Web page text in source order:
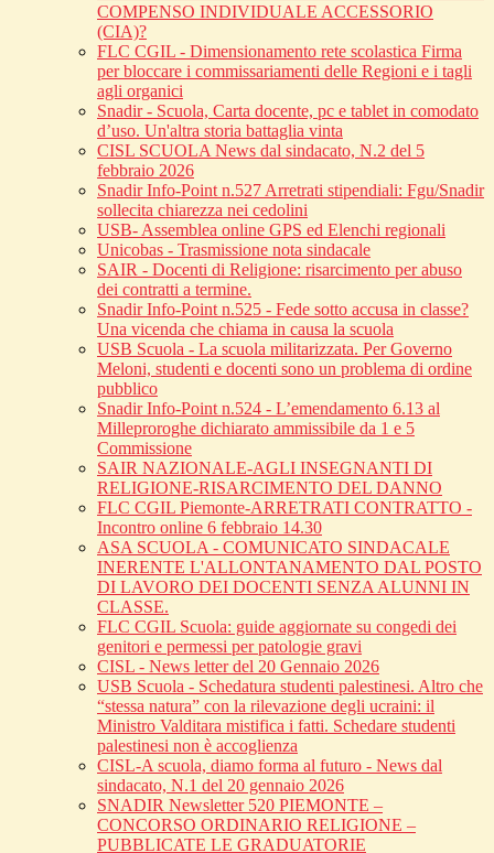
COMPENSO INDIVIDUALE ACCESSORIO
(CIA)?
FLC CGIL - Dimensionamento rete scolastica Firma
per bloccare i commissariamenti delle Regioni e i tagli
agli organici
Snadir - Scuola, Carta docente, pc e tablet in comodato
d’uso. Un'altra storia battaglia vinta
CISL SCUOLA News dal sindacato, N.2 del 5
febbraio 2026
Snadir Info-Point n.527 Arretrati stipendiali: Fgu/Snadir
sollecita chiarezza nei cedolini
USB- Assemblea online GPS ed Elenchi regionali
Unicobas - Trasmissione nota sindacale
SAIR - Docenti di Religione: risarcimento per abuso
dei contratti a termine.
Snadir Info-Point n.525 - Fede sotto accusa in classe?
Una vicenda che chiama in causa la scuola
USB Scuola - La scuola militarizzata. Per Governo
Meloni, studenti e docenti sono un problema di ordine
pubblico
Snadir Info-Point n.524 - L’emendamento 6.13 al
Milleproroghe dichiarato ammissibile da 1 e 5
Commissione
SAIR NAZIONALE-AGLI INSEGNANTI DI
RELIGIONE-RISARCIMENTO DEL DANNO
FLC CGIL Piemonte-ARRETRATI CONTRATTO -
Incontro online 6 febbraio 14.30
ASA SCUOLA - COMUNICATO SINDACALE
INERENTE L'ALLONTANAMENTO DAL POSTO
DI LAVORO DEI DOCENTI SENZA ALUNNI IN
CLASSE.
FLC CGIL Scuola: guide aggiornate su congedi dei
genitori e permessi per patologie gravi
CISL - News letter del 20 Gennaio 2026
USB Scuola - Schedatura studenti palestinesi. Altro che
“stessa natura” con la rilevazione degli ucraini: il
Ministro Valditara mistifica i fatti. Schedare studenti
palestinesi non è accoglienza
CISL-A scuola, diamo forma al futuro - News dal
sindacato, N.1 del 20 gennaio 2026
SNADIR Newsletter 520 PIEMONTE –
CONCORSO ORDINARIO RELIGIONE –
PUBBLICATE LE GRADUATORIE